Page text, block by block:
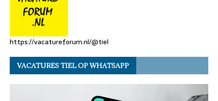
https://vacatureforum.nl/@tiel
VACATURES TIEL OP WHATSAPP